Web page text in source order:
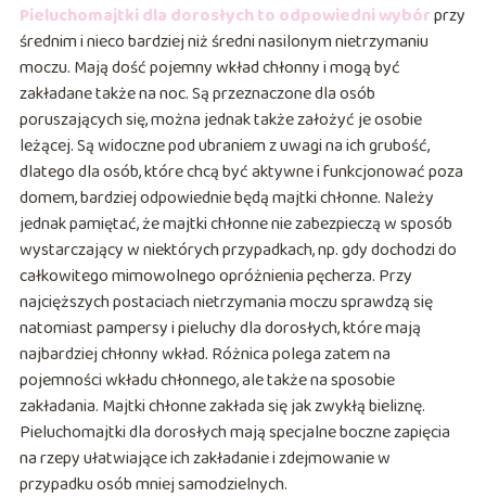
Pieluchomajtki dla dorosłych to odpowiedni wybórprzy
średnim i nieco bardziej niż średni nasilonym nietrzymaniu
moczu. Mają dość pojemny wkład chłonny i mogą być
zakładane także na noc. Są przeznaczone dla osób
poruszających się, można jednak także założyć je osobie
leżącej. Są widoczne pod ubraniem z uwagi na ich grubość,
dlatego dla osób, które chcą być aktywne i funkcjonować poza
domem, bardziej odpowiednie będą majtki chłonne. Należy
jednak pamiętać, że majtki chłonne nie zabezpieczą w sposób
wystarczający w niektórych przypadkach, np. gdy dochodzi do
całkowitego mimowolnego opróżnienia pęcherza. Przy
najcięższych postaciach nietrzymania moczu sprawdzą się
natomiast pampersy i pieluchy dla dorosłych, które mają
najbardziej chłonny wkład. Różnica polega zatem na
pojemności wkładu chłonnego, ale także na sposobie
zakładania. Majtki chłonne zakłada się jak zwykłą bieliznę.
Pieluchomajtki dla dorosłych mają specjalne boczne zapięcia
na rzepy ułatwiające ich zakładanie i zdejmowanie w
przypadku osób mniej samodzielnych.